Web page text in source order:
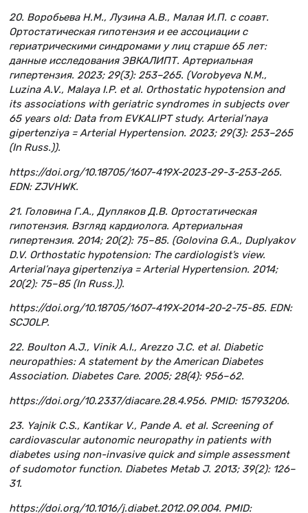
20. Воробьева Н.М., Лузина А.В., Малая И.П. с соавт.
Ортостатическая гипотензия и ее ассоциации с
гериатрическими синдромами у лиц старше 65 лет:
данные исследования ЭВКАЛИПТ. Артериальная
гипертензия. 2023; 29(3): 253–265. (Vorobyeva N.M.,
Luzina A.V., Malaya I.P. et al. Orthostatic hypotension and
its associations with geriatric syndromes in subjects over
65 years old: Data from EVKALIPT study. Arterial’naya
gipertenziya = Arterial Hypertension. 2023; 29(3): 253–265
(In Russ.)).
https://doi.org/10.18705/1607-419X-2023-29-3-253-265.
EDN: ZJVHWK.
21. Головина Г.А., Дупляков Д.В. Ортостатическая
гипотензия. Взгляд кардиолога. Артериальная
гипертензия. 2014; 20(2): 75–85. (Golovina G.A., Duplyakov
D.V. Orthostatic hypotension: The cardiologist’s view.
Arterial’naya gipertenziya = Arterial Hypertension. 2014;
20(2): 75–85 (In Russ.)).
https://doi.org/10.18705/1607-419X-2014-20-2-75-85. EDN:
SCJOLP.
22. Boulton A.J., Vinik A.I., Arezzo J.C. et al. Diabetic
neuropathies: A statement by the American Diabetes
Association. Diabetes Care. 2005; 28(4): 956–62.
https://doi.org/10.2337/diacare.28.4.956. PMID: 15793206.
23. Yajnik C.S., Kantikar V., Pande A. et al. Screening of
cardiovascular autonomic neuropathy in patients with
diabetes using non-invasive quick and simple assessment
of sudomotor function. Diabetes Metab J. 2013; 39(2): 126–
31.
https://doi.org/10.1016/j.diabet.2012.09.004. PMID: